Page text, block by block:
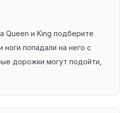
Queen и King подберите
попадали на него с
дорожки могут подойти,